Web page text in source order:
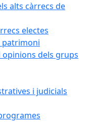
alts càrrecs de
electes
patrimoni
dels grups
i judicials